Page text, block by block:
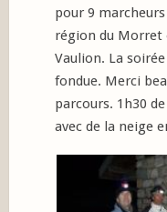
pour 9
région du Morret
Vaulion. La
fondue. Merci
parcours. 1h30
avec de la neige